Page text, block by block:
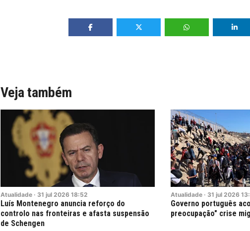
Veja também
Atualidade · 31 jul 2026 18:52
Luís Montenegro anuncia reforço do
controlo nas fronteiras e afasta suspensão
de Schengen
Atualidade · 31 jul 2026
Governo português
preocupação" crise